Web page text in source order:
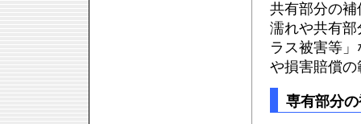
共有部分の
濡れや共有
ラス被害等
や損害賠償
専有部分